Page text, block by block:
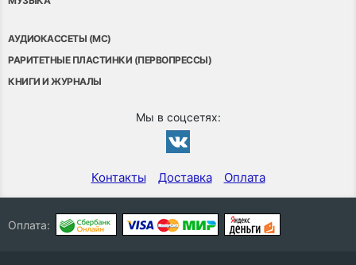
АУДИОКАССЕТЫ (MC)
РАРИТЕТНЫЕ ПЛАСТИНКИ (ПЕРВОПРЕССЫ)
КНИГИ И ЖУРНАЛЫ
Мы в соцсетях:
Контакты Доставка Оплата
Оплата: